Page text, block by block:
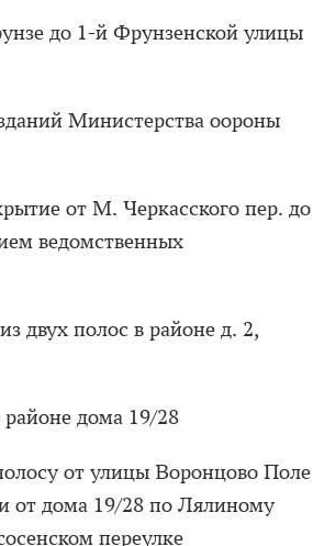
до 1-й Фрунзенской улицы
Министерства оороны
от М. Черкасского пер. до
ведомственных
двух полос в районе д. 2,
дома 19/28
от улицы Воронцово Поле
от дома 19/28 по Лялиному
переулке